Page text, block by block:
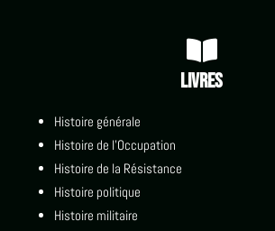

Livres
Histoire générale
Histoire de l'Occupation
Histoire de la Résistance
Histoire politique
Histoire militaire